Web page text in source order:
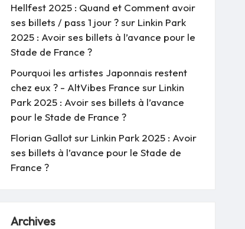
Hellfest 2025 : Quand et Comment avoir
ses billets / pass 1 jour ?sur Linkin Park
2025 : Avoir ses billets à l’avance pour le
Stade de France ?
Pourquoi les artistes Japonnais restent
chez eux ? - AltVibes France sur Linkin
Park 2025 : Avoir ses billets à l’avance
pour le Stade de France ?
Florian Gallotsur Linkin Park 2025 : Avoir
ses billets à l’avance pour le Stade de
France ?
Archives